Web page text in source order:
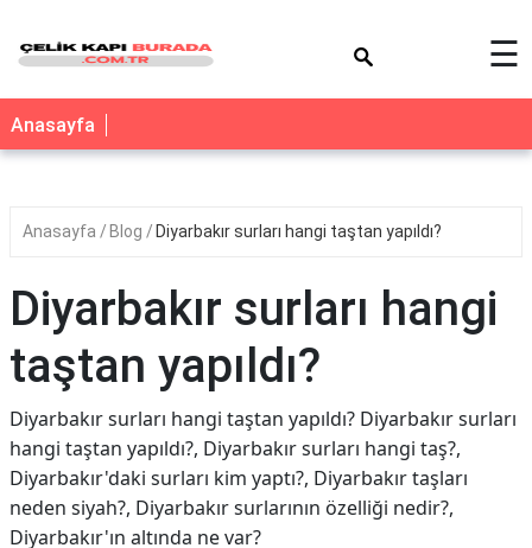
☰
Anasayfa
Anasayfa Blog Diyarbakır surları hangi taştan yapıldı?
Diyarbakır surları hangi
taştan yapıldı?
Diyarbakır surları hangi taştan yapıldı? Diyarbakır surları
hangi taştan yapıldı?, Diyarbakır surları hangi taş?,
Diyarbakır'daki surları kim yaptı?, Diyarbakır taşları
neden siyah?, Diyarbakır surlarının özelliği nedir?,
Diyarbakır'ın altında ne var?